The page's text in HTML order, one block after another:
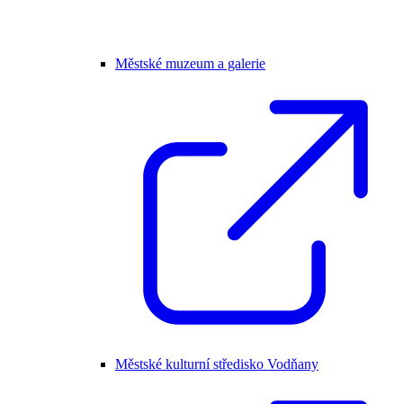
Městské muzeum a galerie
Městské kulturní středisko Vodňany